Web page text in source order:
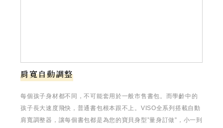
肩寬自動調整
每個孩子身材都不同，不可能套用於一般市售書包。而學齡中的
孩子長大速度飛快，普通書包根本跟不上。VISO全系列搭載自動
肩寬調整器，讓每個書包都是為您的寶貝身型”量身訂做”，小一到